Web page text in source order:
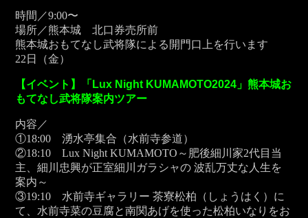
時間／9:00〜
場所／熊本城 北口券売所前
熊本城おもてなし武将隊による開門口上を行います
22日（金）
【イベント】「Lux Night KUMAMOTO2024」熊本城お
もてなし武将隊案内ツアー
内容／
①18:00 湧水亭集合（水前寺参道）
②18:10 Lux Night KUMAMOTO～肥後細川家2代目当
主、細川忠興が正室細川ガラシャの 波乱万丈な人生を
案内～
③19:10 水前寺ギャラリー 茶寮松柏（しょうはく）に
て、水前寺菜の豆腐と南関あげを使った松柏いなりをお